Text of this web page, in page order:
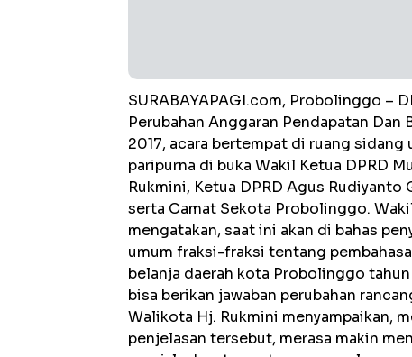
SURABAYAPAGI.com, Probolinggo –
Perubahan Anggaran Pendapatan
2017, acara bertempat di ruang sidang
paripurna di buka Wakil Ketua DPRD
Rukmini, Ketua DPRD Agus Rudiyanto
serta Camat Sekota Probolinggo.
mengatakan, saat ini akan di bahas
umum fraksi-fraksi tentang
belanja daerah kota Probolinggo
bisa berikan jawaban perubahan
Walikota Hj. Rukmini menyampaikan,
penjelasan tersebut, merasa makin